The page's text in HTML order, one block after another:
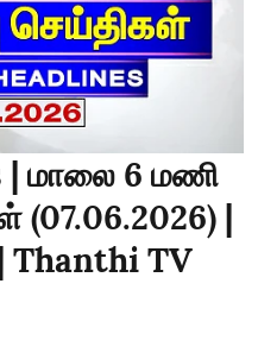
| மாலை 6 மணி
(07.06.2026) |
Thanthi TV